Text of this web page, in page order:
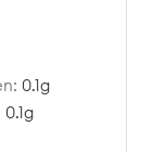
0.1g
0.1g